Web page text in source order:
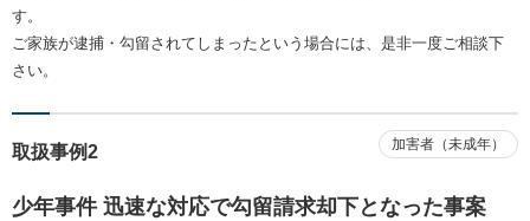
す。
ご家族が逮捕・勾留されてしまったという場合には、是非一度ご相談下
さい。
取扱事例2 加害者（未成年）
少年事件 迅速な対応で勾留請求却下となった事案